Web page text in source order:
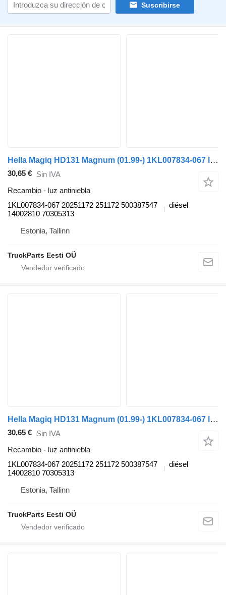
Suscribirse
Hella Magiq HD131 Magnum (01.99-) 1KL007834-067 luz antiniebla para Bova Magiq (1999-2010) autobús
30,65 € Sin IVA
Recambio - luz antiniebla
1KL007834-067 20251172 251172 500387547
14002810 70305313
diésel
Estonia, Tallinn
TruckParts Eesti OÜ
Hella Magiq HD131 Magnum (01.99-) 1KL007834-067 luz antiniebla para Bova Magiq (1999-2010) autobús
30,65 € Sin IVA
Recambio - luz antiniebla
1KL007834-067 20251172 251172 500387547
14002810 70305313
diésel
Estonia, Tallinn
TruckParts Eesti OÜ